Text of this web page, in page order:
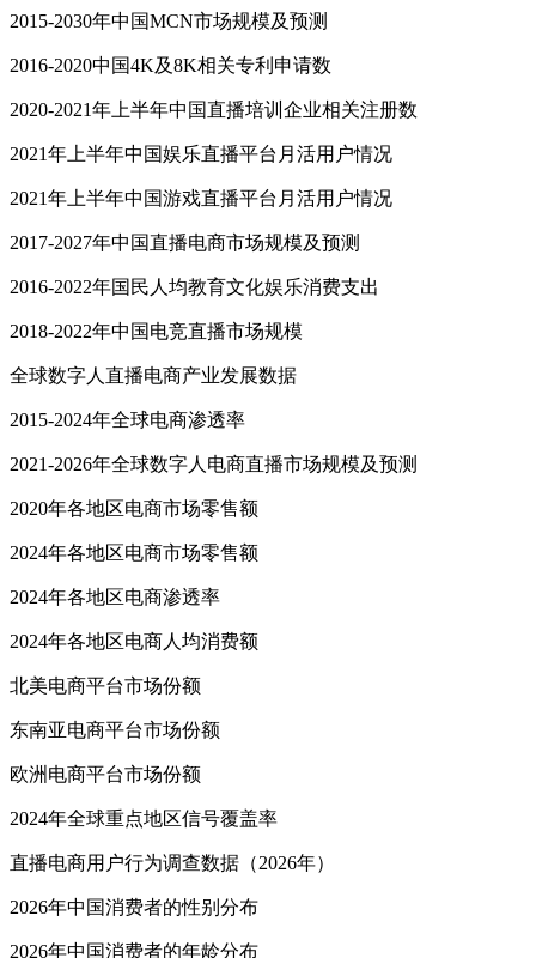
2015-2030年中国MCN市场规模及预测
2016-2020中国4K及8K相关专利申请数
2020-2021年上半年中国直播培训企业相关注册数
2021年上半年中国娱乐直播平台月活用户情况
2021年上半年中国游戏直播平台月活用户情况
2017-2027年中国直播电商市场规模及预测
2016-2022年国民人均教育文化娱乐消费支出
2018-2022年中国电竞直播市场规模
全球数字人直播电商产业发展数据
2015-2024年全球电商渗透率
2021-2026年全球数字人电商直播市场规模及预测
2020年各地区电商市场零售额
2024年各地区电商市场零售额
2024年各地区电商渗透率
2024年各地区电商人均消费额
北美电商平台市场份额
东南亚电商平台市场份额
欧洲电商平台市场份额
2024年全球重点地区信号覆盖率
直播电商用户行为调查数据（2026年）
2026年中国消费者的性别分布
2026年中国消费者的年龄分布